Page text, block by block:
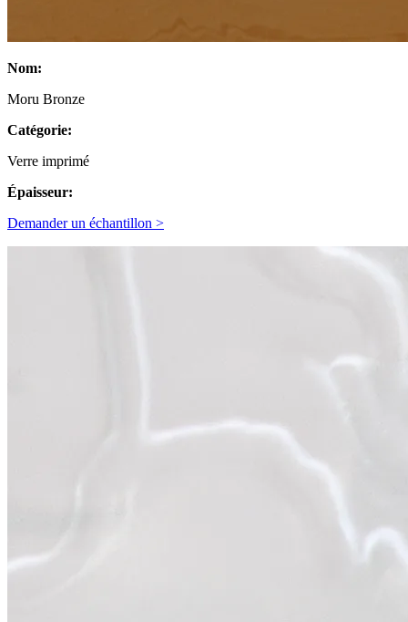
Nom:
Moru Bronze
Catégorie:
Verre imprimé
Épaisseur:
Demander un échantillon >